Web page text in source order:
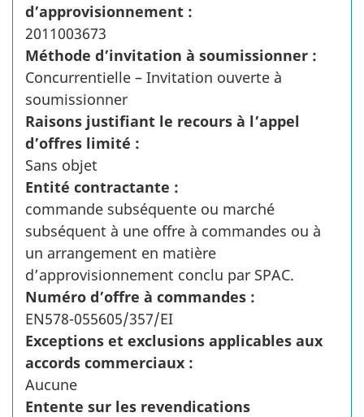
d’approvisionnement :
2011003673
Méthode d’invitation à soumissionner :
Concurrentielle – Invitation ouverte à
soumissionner
Raisons justifiant le recours à l’appel
d’offres limité :
Sans objet
Entité contractante :
commande subséquente ou marché
subséquent à une offre à commandes ou à
un arrangement en matière
d’approvisionnement conclu par SPAC.
Numéro d’offre à commandes :
EN578-055605/357/EI
Exceptions et exclusions applicables aux
accords commerciaux :
Aucune
Entente sur les revendications